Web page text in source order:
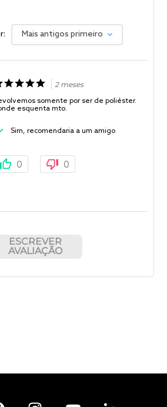
Mais antigos primeiro
2 meses
somente por ser de poliéster.
esquenta mto.
Sim, recomendaria a um amigo
0 0
ESCREVER
AVALIAÇÃO